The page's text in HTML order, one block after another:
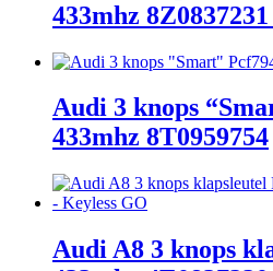
433mhz
Audi 3 knops
433mhz 8T0959754
Audi A8 3 knops